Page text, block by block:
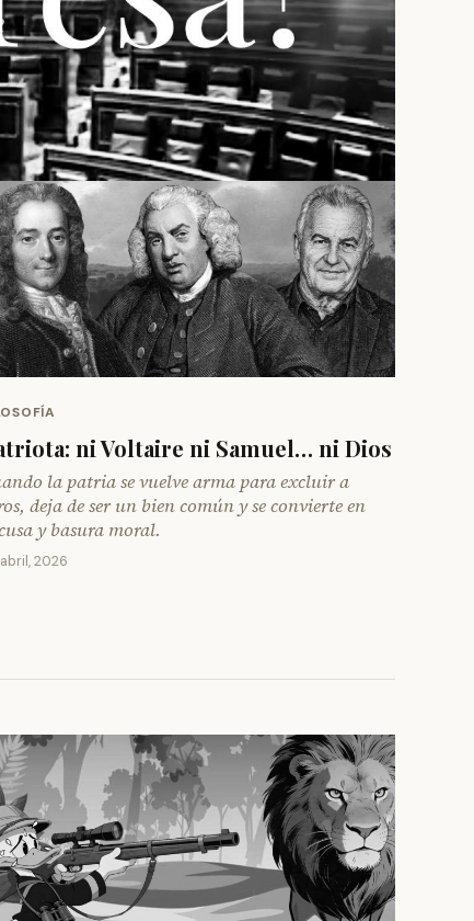
ni Voltaire ni Samuel… ni Dios
la patria se vuelve arma para excluir a
deja de ser un bien común y se convierte en
y basura moral.
2026